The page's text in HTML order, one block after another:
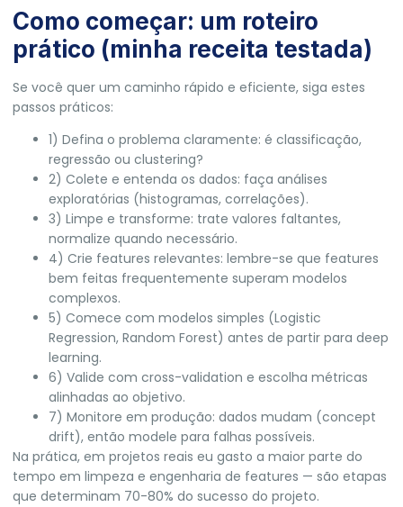
Como começar: um roteiro
prático (minha receita testada)
Se você quer um caminho rápido e eficiente, siga estes
passos práticos:
1) Defina o problema claramente: é classificação,
regressão ou clustering?
2) Colete e entenda os dados: faça análises
exploratórias (histogramas, correlações).
3) Limpe e transforme: trate valores faltantes,
normalize quando necessário.
4) Crie features relevantes: lembre-se que features
bem feitas frequentemente superam modelos
complexos.
5) Comece com modelos simples (Logistic
Regression, Random Forest) antes de partir para deep
learning.
6) Valide com cross-validation e escolha métricas
alinhadas ao objetivo.
7) Monitore em produção: dados mudam (concept
drift), então modele para falhas possíveis.
Na prática, em projetos reais eu gasto a maior parte do
tempo em limpeza e engenharia de features — são etapas
que determinam 70-80% do sucesso do projeto.